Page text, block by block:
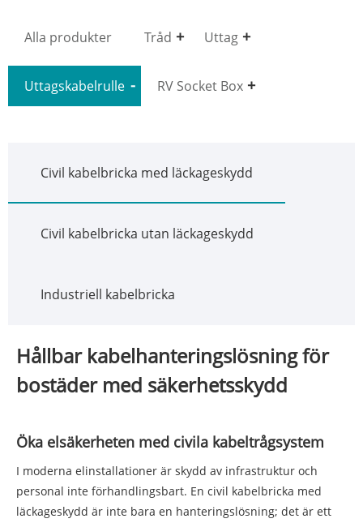
Alla produkter Tråd Uttag
Uttagskabelrulle RV Socket Box
Civil kabelbricka med läckageskydd
Civil kabelbricka utan läckageskydd
Industriell kabelbricka
Hållbar kabelhanteringslösning för
bostäder med säkerhetsskydd
Öka elsäkerheten med civila kabeltrågsystem
I moderna elinstallationer är skydd av infrastruktur och
personal inte förhandlingsbart. En civil kabelbricka med
läckageskydd är inte bara en hanteringslösning; det är ett